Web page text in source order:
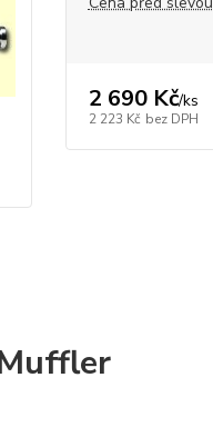
2 690 Kč/ks
2 223 Kč bez DPH